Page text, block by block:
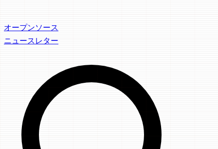
オープンソース
ニュースレター